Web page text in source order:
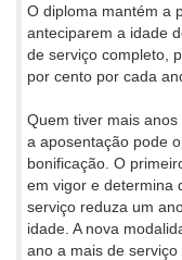
O diploma mantém a
anteciparem a idade
de serviço completo,
por cento por cada
Quem tiver mais
a aposentação pode
bonificação. O
em vigor e determina
serviço reduza um
idade. A nova
ano a mais de